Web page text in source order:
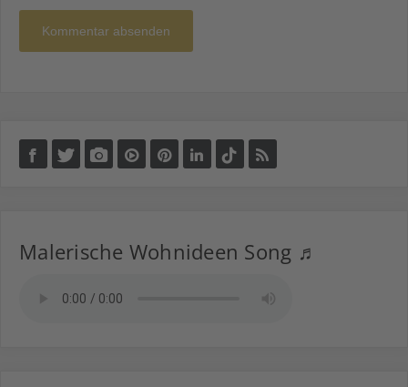
Kommentar absenden
Malerische Wohnideen Song ♬